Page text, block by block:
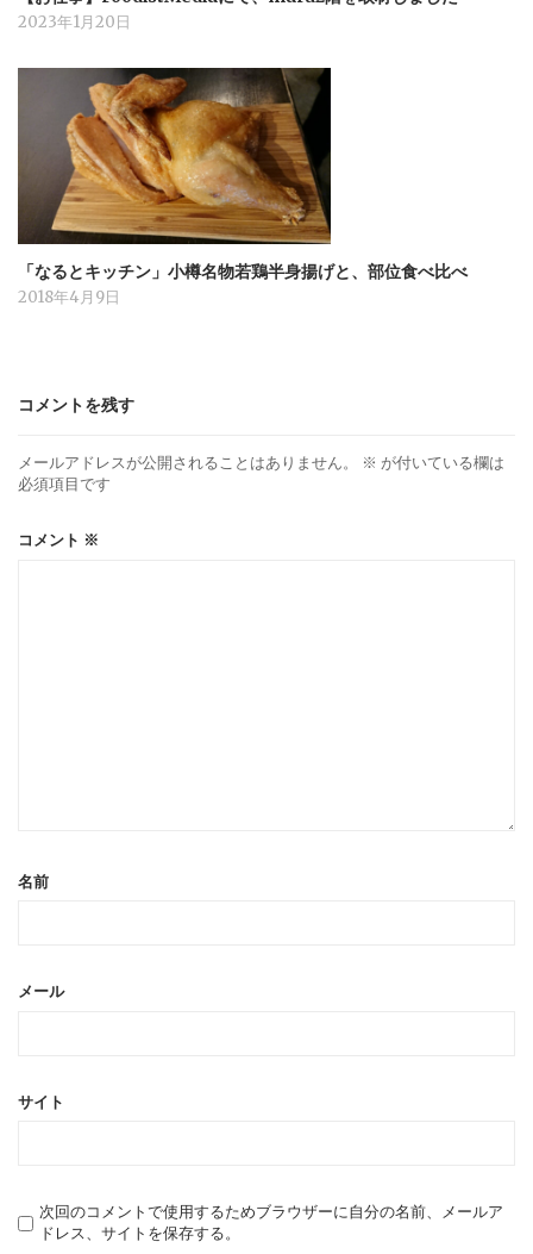
2023年1月20日
「なるとキッチン」小樽名物若鶏半身揚げと、部位食べ比べ
2018年4月9日
コメントを残す
メールアドレスが公開されることはありません。 ※ が付いている欄は
必須項目です
コメント ※
名前
メール
サイト
次回のコメントで使用するためブラウザーに自分の名前、メールア
ドレス、サイトを保存する。